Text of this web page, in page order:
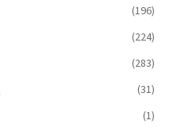
(196)
(224)
(283)
(31)
(1)